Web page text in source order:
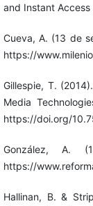
and Instant
Cueva, A. (13 de
https://
Gillespie, T.
Media
https://doi.org/
González, A.
https://
Hallinan, B. &